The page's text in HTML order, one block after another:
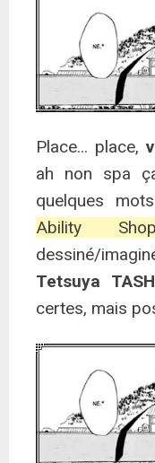
Place... place,
ah non spa
quelques
Ability Shop
dessiné/
Tetsuya
certes, mais